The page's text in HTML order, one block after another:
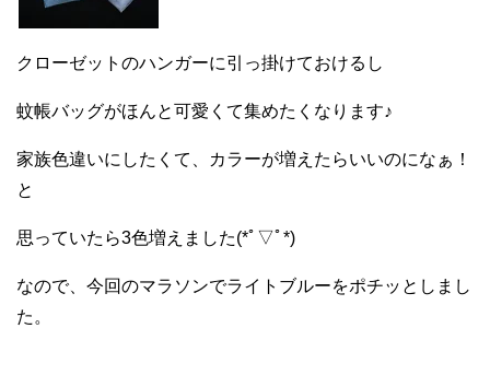
クローゼットのハンガーに引っ掛けておけるし
蚊帳バッグがほんと可愛くて集めたくなります♪
家族色違いにしたくて、カラーが増えたらいいのになぁ！
と
思っていたら3色増えました(*ﾟ▽ﾟ*)
なので、今回のマラソンでライトブルーをポチッとしまし
た。